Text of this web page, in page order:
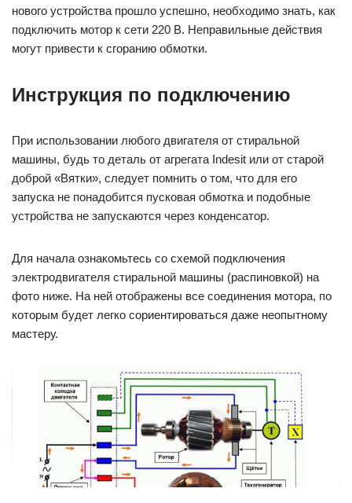
нового устройства прошло успешно, необходимо знать, как
подключить мотор к сети 220 В. Неправильные действия
могут привести к сгоранию обмотки.
Инструкция по подключению
При использовании любого двигателя от стиральной
машины, будь то деталь от агрегата Indesit или от старой
доброй «Вятки», следует помнить о том, что для его
запуска не понадобится пусковая обмотка и подобные
устройства не запускаются через конденсатор.
Для начала ознакомьтесь со схемой подключения
электродвигателя стиральной машины (распиновкой) на
фото ниже. На ней отображены все соединения мотора, по
которым будет легко сориентироваться даже неопытному
мастеру.